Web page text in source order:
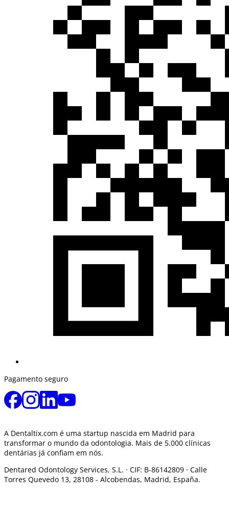
Pagamento seguro
A Dentaltix.com é uma startup nascida em Madrid para
transformar o mundo da odontologia. Mais de 5.000 clínicas
dentárias já confiam em nós.
Dentared Odontology Services, S.L. · CIF: B-86142809 · Calle
Torres Quevedo 13, 28108 - Alcobendas, Madrid, España.